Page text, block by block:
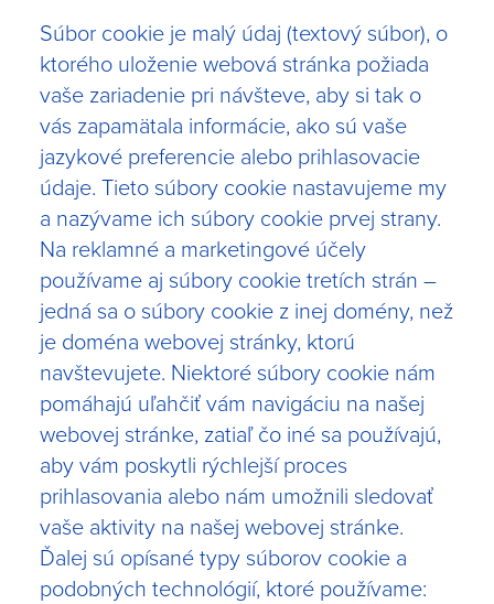
Súbor cookie je malý údaj (textový súbor), o
ktorého uloženie webová stránka požiada
vaše zariadenie pri návšteve, aby si tak o
vás zapamätala informácie, ako sú vaše
jazykové preferencie alebo prihlasovacie
údaje. Tieto súbory cookie nastavujeme my
a nazývame ich súbory cookie prvej strany.
Na reklamné a marketingové účely
používame aj súbory cookie tretích strán –
jedná sa o súbory cookie z inej domény, než
je doména webovej stránky, ktorú
navštevujete. Niektoré súbory cookie nám
pomáhajú uľahčiť vám navigáciu na našej
webovej stránke, zatiaľ čo iné sa používajú,
aby vám poskytli rýchlejší proces
prihlasovania alebo nám umožnili sledovať
vaše aktivity na našej webovej stránke.
Ďalej sú opísané typy súborov cookie a
podobných technológií, ktoré používame: